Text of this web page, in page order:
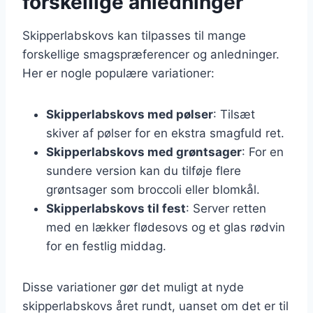
Skipperlabskovs kan tilpasses til mange
forskellige smagspræferencer og anledninger.
Her er nogle populære variationer:
Skipperlabskovs med pølser: Tilsæt
skiver af pølser for en ekstra smagfuld ret.
Skipperlabskovs med grøntsager: For en
sundere version kan du tilføje flere
grøntsager som broccoli eller blomkål.
Skipperlabskovs til fest: Server retten
med en lækker flødesovs og et glas rødvin
for en festlig middag.
Disse variationer gør det muligt at nyde
skipperlabskovs året rundt, uanset om det er til